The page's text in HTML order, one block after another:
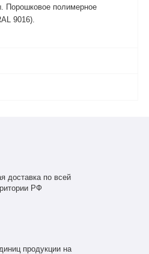
Порошковое полимерное
9016).
доставка по всей
РФ
продукции на